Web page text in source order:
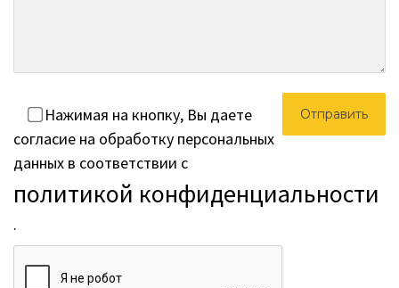
Нажимая на кнопку, Вы даете
согласие на обработку персональных
данных в соответствии с
политикой конфиденциальности
.